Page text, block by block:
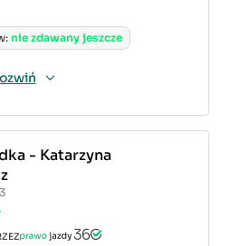
nie zdawany jeszcze
- Katarzyna